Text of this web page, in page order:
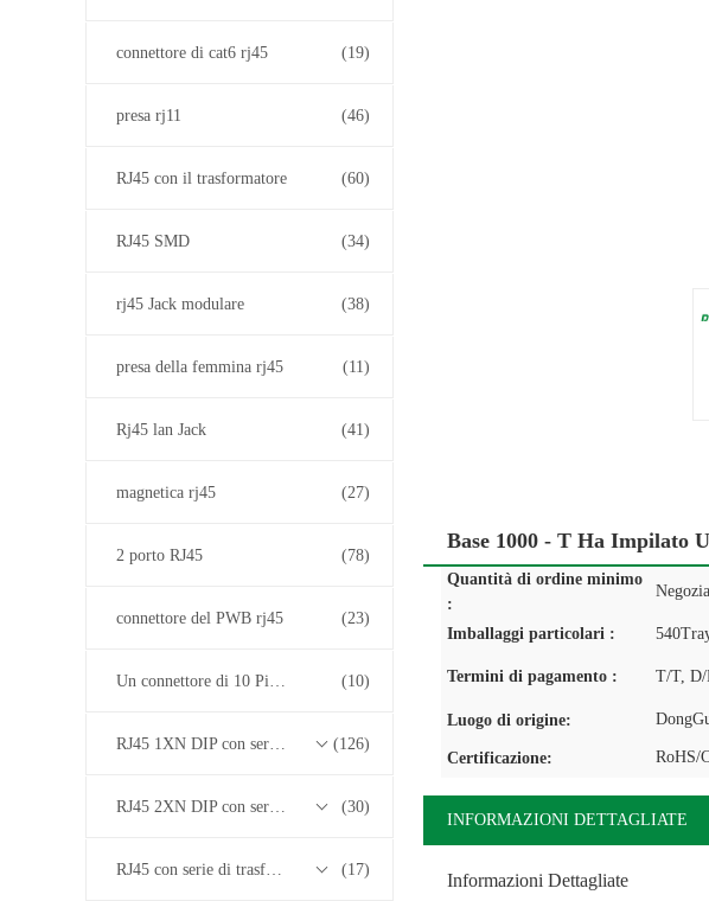
connettore di cat6 rj45 (19)
presa rj11 (46)
RJ45 con il trasformatore (60)
RJ45 SMD (34)
rj45 Jack modulare (38)
presa della femmina rj45 (11)
Rj45 lan Jack (41)
magnetica rj45 (27)
2 porto RJ45 (78)
connettore del PWB rj45 (23)
Un connettore di 10 Pin RJ45 (10)
RJ45 1XN DIP con serie di trasformatori base-T 10/100/1000M (126)
RJ45 2XN DIP con serie di trasformatori base-T 10/100/1000M (30)
RJ45 con serie di trasformatori 2.5G/5G/10G Base-T (17)
Base 1000 - T Ha Impilato
Quantità di ordine minimo
:
Imballaggi particolari :
Termini di pagamento :
Luogo di origine:
Certificazione: RoHS/
INFORMAZIONI DETTAGLIATE
Informazioni Dettagliate